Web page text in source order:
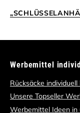
Werbemittel
Rücksäcke
Unsere Topseller
Werbemittel Ideen in